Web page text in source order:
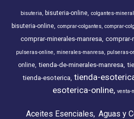
bisuteria bisuteria-online colgantes-mineral
bisuteria-online comprar-colgantes comprar-
comprar-minerales-manresa comprar-
pulseras-online
minerales-manresa pulseras-
online tienda-de-minerales-manresa
tienda-esoterica tienda-
esoterica-online venta-
Aceites Esenciales Aguas y